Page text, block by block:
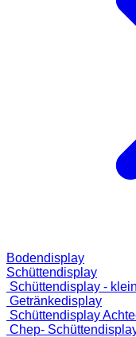
Bodendisplay
Schüttendisplay
Schüttendisplay -
Getränkedisplay
Schüttendisplay
Chep-